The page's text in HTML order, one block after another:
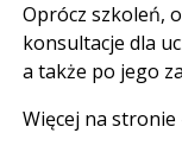
Oprócz szkoleń,
konsultacje dla
a także po jego
Więcej na